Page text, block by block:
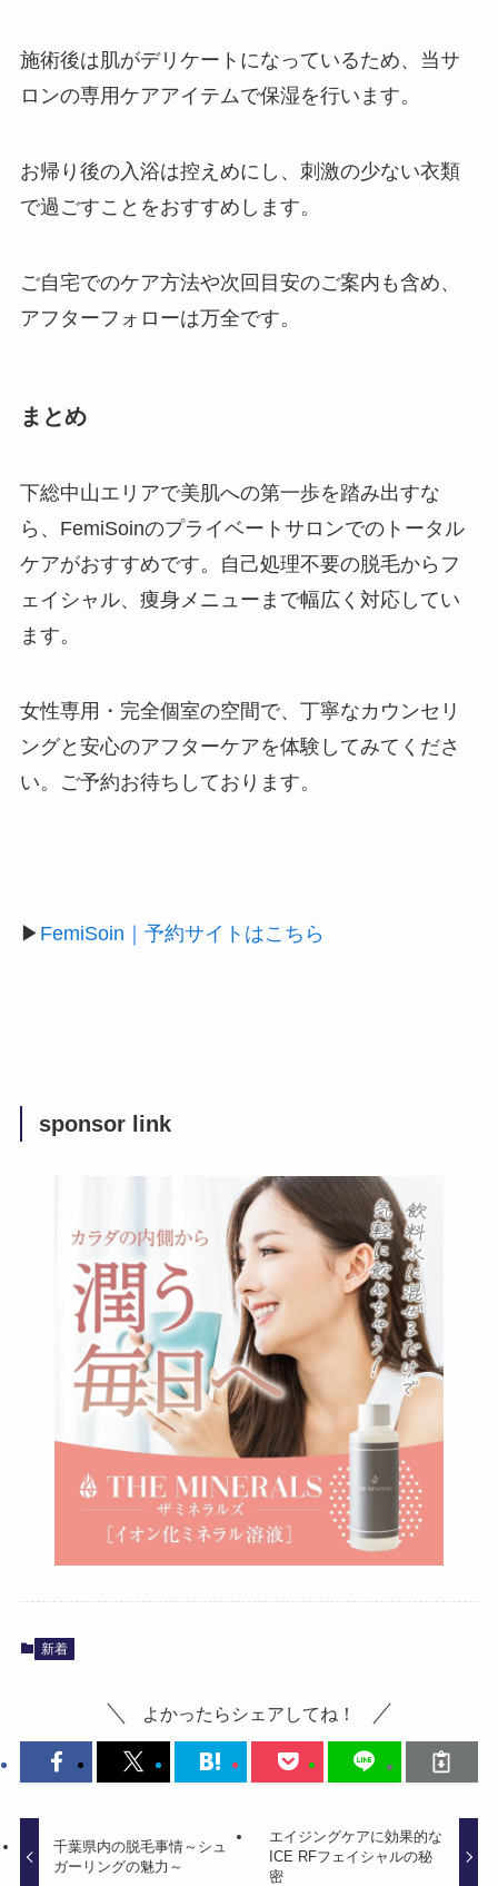
施術後は肌がデリケートになっているため、当サ
ロンの専用ケアアイテムで保湿を行います。
お帰り後の入浴は控えめにし、刺激の少ない衣類
で過ごすことをおすすめします。
ご自宅でのケア方法や次回目安のご案内も含め、
アフターフォローは万全です。
まとめ
下総中山エリアで美肌への第一歩を踏み出すな
ら、FemiSoinのプライベートサロンでのトータル
ケアがおすすめです。自己処理不要の脱毛からフ
ェイシャル、痩身メニューまで幅広く対応してい
ます。
女性専用・完全個室の空間で、丁寧なカウンセリ
ングと安心のアフターケアを体験してみてくださ
い。ご予約お待ちしております。
▶ FemiSoin｜予約サイトはこちら
sponsor link
新着
よかったらシェアしてね！
千葉県内の脱毛事情～シュ
ガーリングの魅力～
エイジングケアに効果的な
ICE RFフェイシャルの秘
密